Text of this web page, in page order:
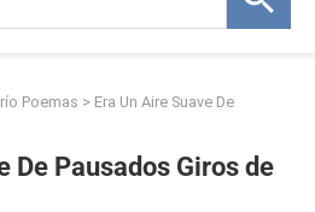
Poemas > Era Un Aire Suave De
De Pausados Giros de